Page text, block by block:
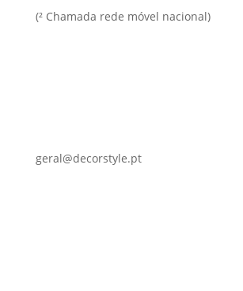
(² Chamada rede móvel nacional)
geral@decorstyle.pt